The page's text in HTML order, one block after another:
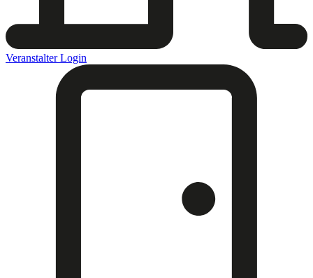
Veranstalter Login